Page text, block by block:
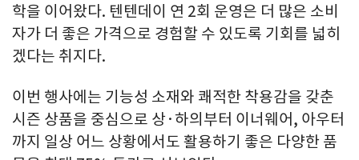
학을 이어왔다. 텐텐데이 연 2회 운영은 더 많은 소비
자가 더 좋은 가격으로 경험할 수 있도록 기회를 넓히
겠다는 취지다.
이번 행사에는 기능성 소재와 쾌적한 착용감을 갖춘
시즌 상품을 중심으로 상·하의부터 이너웨어, 아우터
까지 일상 어느 상황에서도 활용하기 좋은 다양한 품